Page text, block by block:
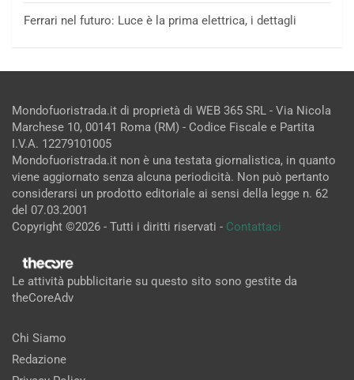
Ferrari nel futuro: Luce è la prima elettrica, i dettagli
Mondofuoristrada.it di proprietà di WEB 365 SRL - Via Nicola
Marchese 10, 00141 Roma (RM) - Codice Fiscale e Partita
I.V.A. 12279101005
Mondofuoristrada.it non è una testata giornalistica, in quanto
viene aggiornato senza alcuna periodicità. Non può pertanto
considerarsi un prodotto editoriale ai sensi della legge n. 62
del 07.03.2001
Copyright ©2026 - Tutti i diritti riservati - Contattaci
Le attività pubblicitarie su questo sito sono gestite da
theCoreAdv
Chi Siamo
Redazione